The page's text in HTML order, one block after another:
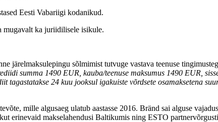
Eesti Vabariigi kodanikud.
ka juriidilisele isikule.
järelmaksulepingu sõlmimist tutvuge vastava teenuse
summa 1490 EUR, kauba/teenuse maksumus 1490 EUR,
tagastatakse 24 kuu jooksul igakuiste võrdsete osamaksetena
mille algusaeg ulatub aastasse 2016. Bränd sai alguse
erinevaid makselahendusi Baltikumis ning ESTO